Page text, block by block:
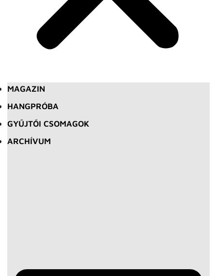
MAGAZIN
HANGPRÓBA
GYŰJTŐI CSOMAGOK
ARCHÍVUM